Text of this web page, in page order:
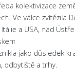
kolektivizace
Ve válce zvítězila
a USA, nad
jako důsledek
odbytiště a trhy.